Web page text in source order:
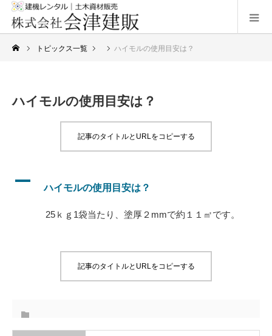
トピックス一覧 ハイモルの使用目安は？
ハイモルの使用目安は？
記事のタイトルとURLをコピーする
A ハイモルの使用目安は？
25ｋｇ1袋当たり、 塗厚 ２mmで約 １１㎡です。
記事のタイトルとURLをコピーする